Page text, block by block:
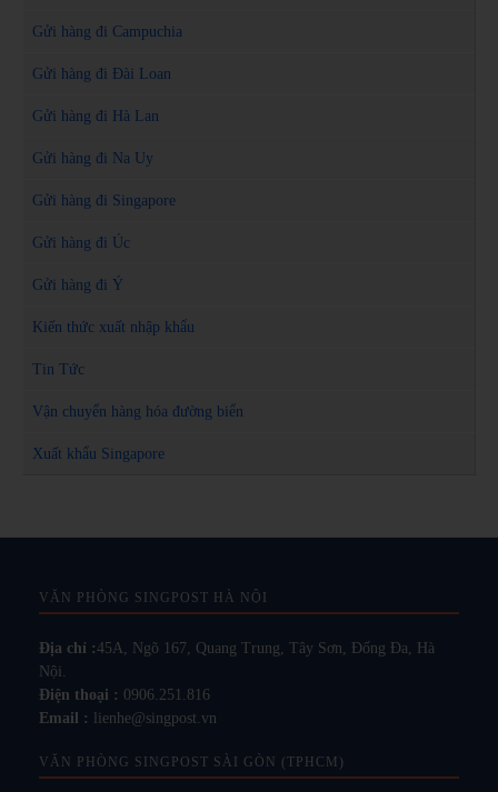
Gửi hàng đi Campuchia
Gửi hàng đi Đài Loan
Gửi hàng đi Hà Lan
Gửi hàng đi Na Uy
Gửi hàng đi Singapore
Gửi hàng đi Úc
Gửi hàng đi Ý
Kiến thức xuất nhập khẩu
Tin Tức
Vận chuyển hàng hóa đường biển
Xuất khẩu Singapore
VĂN PHÒNG SINGPOST HÀ NỘI
Địa chỉ :45A, Ngõ 167, Quang Trung, Tây Sơn, Đống Đa, Hà
Nội.
Điện thoại : 0906.251.816
Email :
lienhe@singpost.vn
VĂN PHÒNG SINGPOST SÀI GÒN (TPHCM)